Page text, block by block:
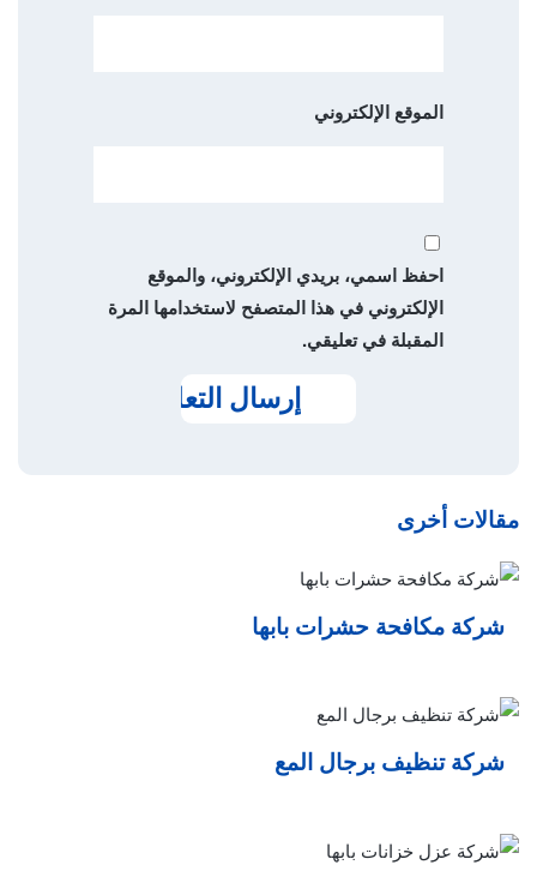
الموقع الإلكتروني
احفظ اسمي، بريدي الإلكتروني، والموقع
الإلكتروني في هذا المتصفح لاستخدامها المرة
المقبلة في تعليقي.
مقالات أخرى
شركة مكافحة حشرات بابها
شركة تنظيف برجال المع